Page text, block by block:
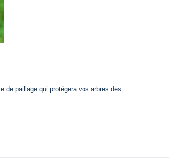
de paillage qui protégera vos arbres des